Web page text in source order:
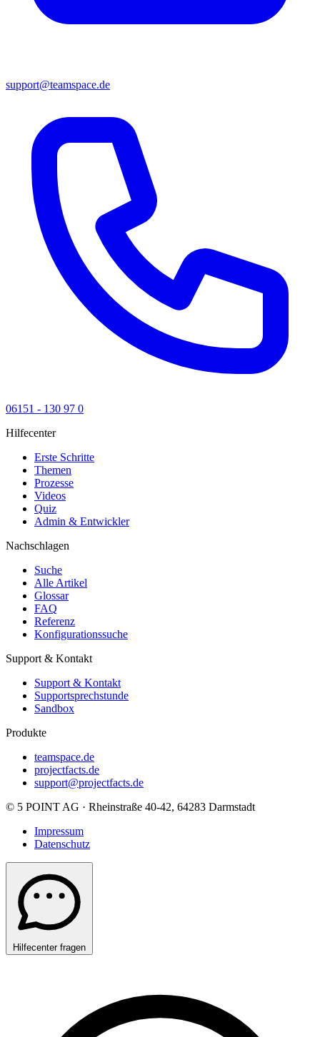
support@teamspace.de
06151 - 130 97 0
Hilfecenter
Erste Schritte
Themen
Prozesse
Videos
Quiz
Admin & Entwickler
Nachschlagen
Suche
Alle Artikel
Glossar
FAQ
Referenz
Konfigurationssuche
Support & Kontakt
Support & Kontakt
Supportsprechstunde
Sandbox
Produkte
teamspace.de
projectfacts.de
support@projectfacts.de
© 5 POINT AG · Rheinstraße 40-42, 64283 Darmstadt
Impressum
Datenschutz
Hilfecenter fragen